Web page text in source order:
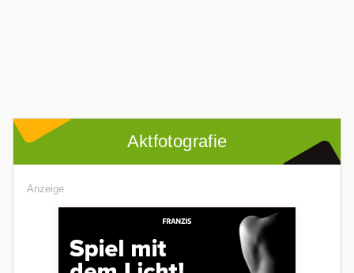
Aktfotografie
Anzeige